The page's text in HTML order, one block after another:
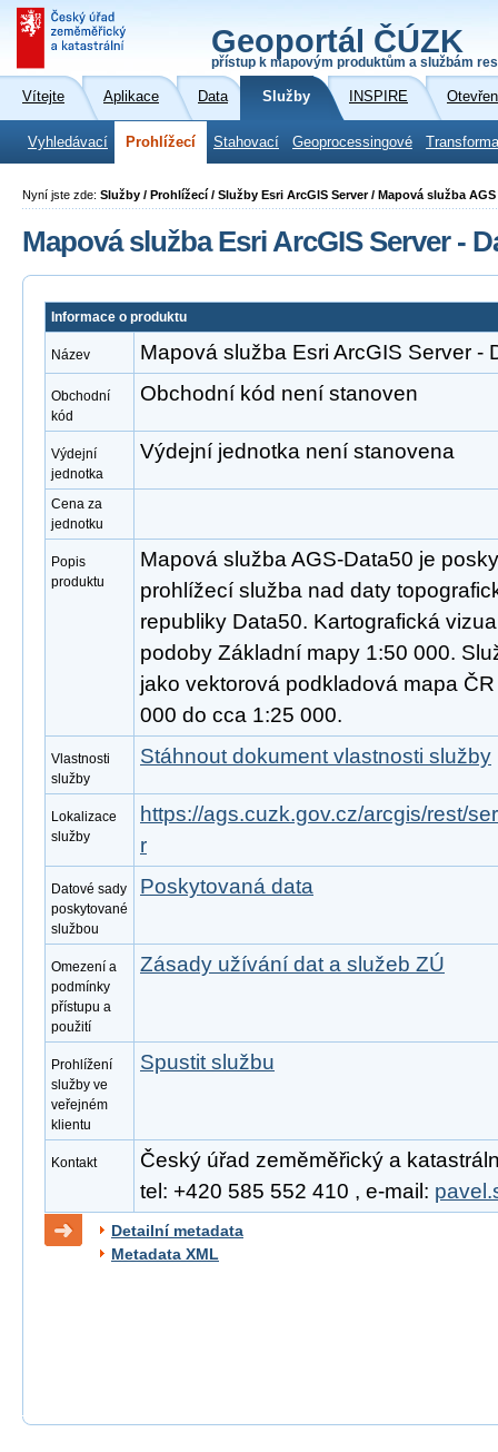
Geoportál ČÚZK
přístup k mapovým produktům a službám
Vítejte Aplikace Data Služby INSPIRE
Vyhledávací Prohlížecí Stahovací Geoprocessingové
Nyní jste zde: Služby / Prohlížecí / Služby Esri ArcGIS Server / Mapová služba
Mapová služba Esri ArcGIS Server -
Informace o produktu
Název Mapová služba Esri ArcGIS Server -
Obchodní
kód
Obchodní kód není stanoven
Výdejní
jednotka
Výdejní jednotka není stanovena
Cena za
jednotku
Popis
produktu
Mapová služba AGS-Data50 je
prohlížecí služba nad daty
republiky Data50. Kartografická
podoby Základní mapy 1:50 000.
jako vektorová podkladová mapa
000 do cca 1:25 000.
Vlastnosti
služby
Stáhnout dokument vlastnosti služby
Lokalizace
služby
https://ags.cuzk.gov.cz/arcgis/rest/
r
Datové sady
poskytované
službou
Poskytovaná data
Omezení a
podmínky
přístupu a
použití
Zásady užívání dat a služeb ZÚ
Prohlížení
služby ve
veřejném
klientu
Spustit službu
Kontakt
Český úřad zeměměřický a
tel: +420 585 552 410 , e-mail:
Detailní metadata
Metadata XML